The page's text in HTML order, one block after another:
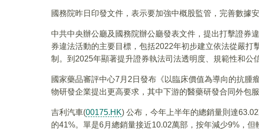
國務院昨日印發文件，表示要加強中概股監管，完善數據
中共中央辦公廳及國務院辦公廳發表文件，提出打擊證券
券違法活動的主要目標，包括2022年初步建立依法從嚴打
制。到2025年顯著提升證券執法司法透明度、規範性和公
國家藥品審評中心7月2日發布《以臨床價值為導向的抗腫
物研發企業提出更高要求，其中下游的醫藥研發合同外包
吉利汽車(00175.HK) 公布，今年上半年的總銷量則達
的41%。單是6月總銷量接近10.02萬部，按年減少9%，但